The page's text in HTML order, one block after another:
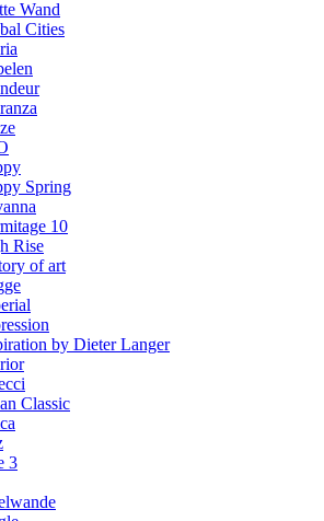
Wand
Cities
Spring
10
Rise
of art
by Dieter Langer
Classic
3